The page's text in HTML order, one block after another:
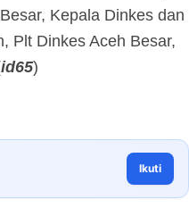
Kepala Dinkes dan
Plt Dinkes Aceh Besar,
id65)
Ikuti